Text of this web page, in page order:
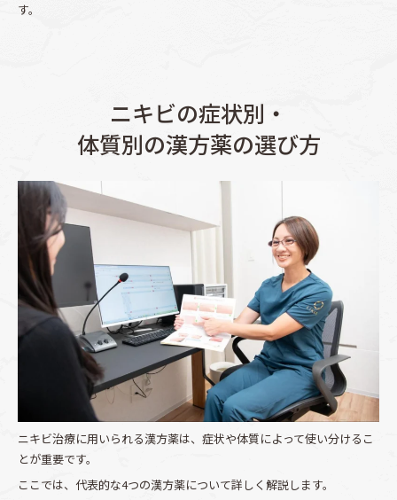
す。
ニキビの症状別・
体質別の漢方薬の選び方
ニキビ治療に用いられる漢方薬は、症状や体質によって使い分けるこ
とが重要です。
ここでは、代表的な4つの漢方薬について詳しく解説します。